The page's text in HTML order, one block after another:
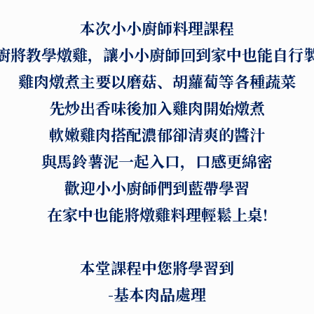
本次小小廚師料理課程
將教學燉雞，讓小小廚師回到家中也能自行
雞肉燉煮主要以磨菇、胡蘿蔔等各種蔬菜
先炒出香味後加入雞肉開始燉煮
軟嫩雞肉搭配濃郁卻清爽的醬汁
與馬鈴薯泥一起入口，口感更綿密
歡迎小小廚師們到藍帶學習
在家中也能將燉雞料理輕鬆上桌!
本堂課程中您將學習到
-基本肉品處理